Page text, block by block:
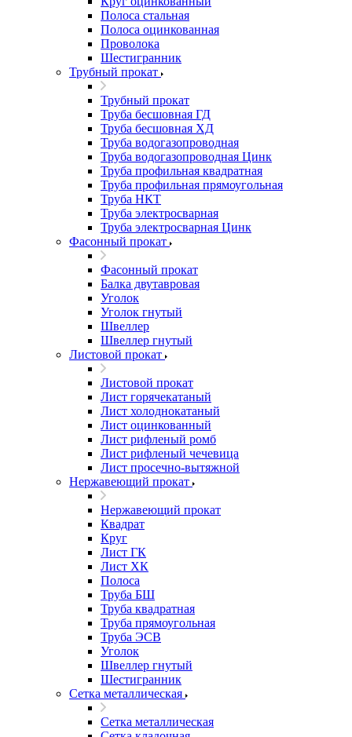
Полоса стальная
Полоса оцинкованная
Проволока
Шестигранник
Трубный прокат
Трубный прокат
Труба бесшовная ГД
Труба бесшовная ХД
Труба водогазопроводная
Труба водогазопроводная Цинк
Труба профильная квадратная
Труба профильная прямоугольная
Труба НКТ
Труба электросварная
Труба электросварная Цинк
Фасонный прокат
Фасонный прокат
Балка двутавровая
Уголок
Уголок гнутый
Швеллер
Швеллер гнутый
Листовой прокат
Листовой прокат
Лист горячекатаный
Лист холоднокатаный
Лист оцинкованный
Лист рифленый ромб
Лист рифленый чечевица
Лист просечно-вытяжной
Нержавеющий прокат
Нержавеющий прокат
Квадрат
Круг
Лист ГК
Лист ХК
Полоса
Труба БШ
Труба квадратная
Труба прямоугольная
Труба ЭСВ
Уголок
Швеллер гнутый
Шестигранник
Сетка металлическая
Сетка металлическая